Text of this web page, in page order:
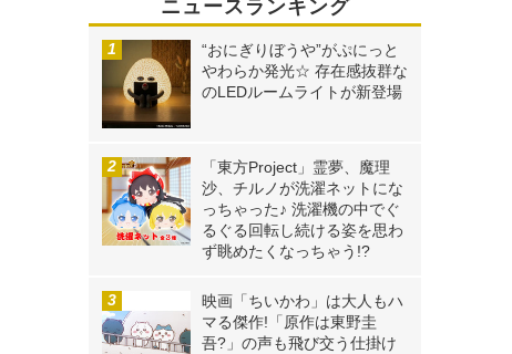
ニュースランキング
“おにぎりぼうや”がぷにっと
やわらか発光☆ 存在感抜群な
のLEDルームライトが新登場
「東方Project」霊夢、魔理
沙、チルノが洗濯ネットにな
っちゃった♪ 洗濯機の中でぐ
るぐる回転し続ける姿を思わ
ず眺めたくなっちゃう!?
映画「ちいかわ」は大人もハ
マる傑作!「原作は東野圭
吾?」の声も飛び交う仕掛け